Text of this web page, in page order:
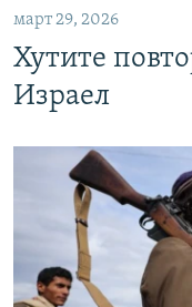
март 29, 2026
Хутите
Израел